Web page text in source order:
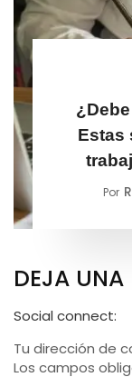
Estas
Por
DEJA UNA
Social connect:
Tu dirección de
Los campos